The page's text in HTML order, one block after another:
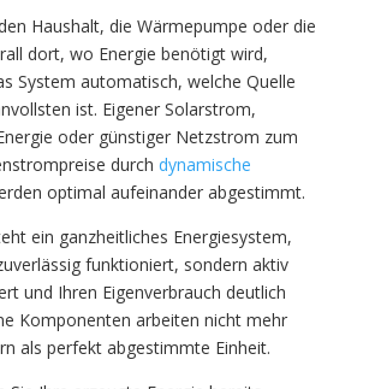
Haushalt, die Wärmepumpe oder die
dort, wo Energie benötigt wird,
System automatisch, welche Quelle
ist. Eigener Solarstrom,
oder günstiger Netzstrom zum
durch dynamische
optimal aufeinander abgestimmt.
ein ganzheitliches Energiesystem,
funktioniert, sondern aktiv
und Ihren Eigenverbrauch deutlich
Komponenten arbeiten nicht mehr
als perfekt abgestimmte Einheit.